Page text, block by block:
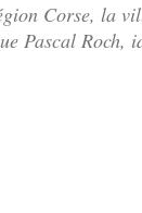
Corse, la
Pascal Roch,